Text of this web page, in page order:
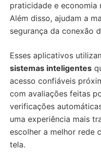
praticidade e economia
Além disso, ajudam a
segurança da conexão
Esses aplicativos
sistemas inteligentes
acesso confiáveis
com avaliações feitas
verificações
uma experiência mais
escolher a melhor rede
tela.